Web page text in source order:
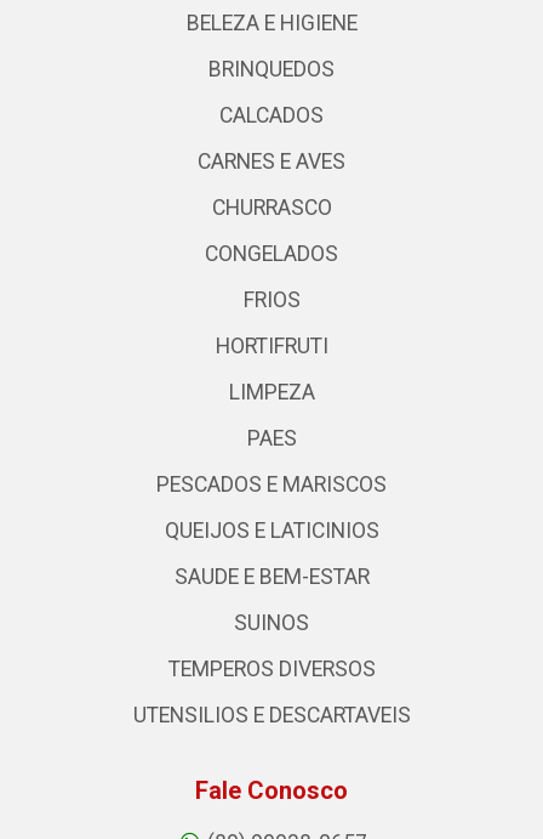
BELEZA E HIGIENE
BRINQUEDOS
CALCADOS
CARNES E AVES
CHURRASCO
CONGELADOS
FRIOS
HORTIFRUTI
LIMPEZA
PAES
PESCADOS E MARISCOS
QUEIJOS E LATICINIOS
SAUDE E BEM-ESTAR
SUINOS
TEMPEROS DIVERSOS
UTENSILIOS E DESCARTAVEIS
Fale Conosco